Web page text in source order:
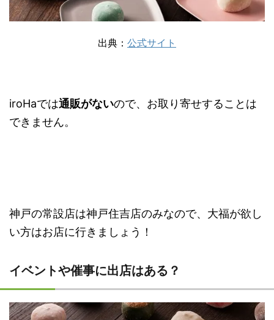
出典： 公式サイト
iroHaでは通販がないので、お取り寄せすることは
できません。
神戸の常設店は神戸住吉店のみなので、大福が欲し
い方はお店に行きましょう！
イベントや催事に出店はある？